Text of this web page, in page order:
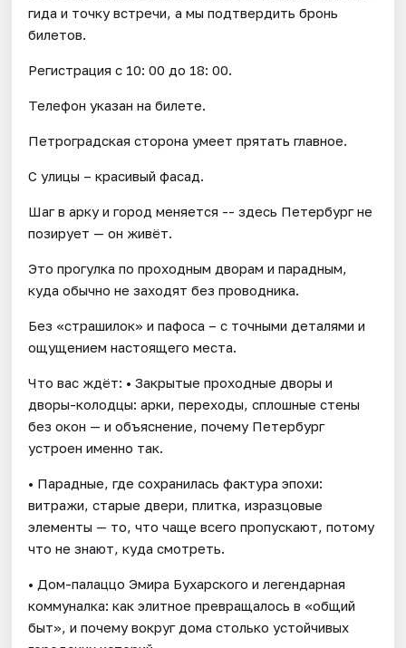
гида и точку встречи, а мы подтвердить бронь
билетов.
Регистрация с 10: 00 до 18: 00.
Телефон указан на билете.
Петроградская сторона умеет прятать главное.
С улицы – красивый фасад.
Шаг в арку и город меняется -- здесь Петербург не
позирует — он живёт.
Это прогулка по проходным дворам и парадным,
куда обычно не заходят без проводника.
Без «страшилок» и пафоса – с точными деталями и
ощущением настоящего места.
Что вас ждёт: • Закрытые проходные дворы и
дворы-колодцы: арки, переходы, сплошные стены
без окон — и объяснение, почему Петербург
устроен именно так.
• Парадные, где сохранилась фактура эпохи:
витражи, старые двери, плитка, изразцовые
элементы — то, что чаще всего пропускают, потому
что не знают, куда смотреть.
• Дом-палаццо Эмира Бухарского и легендарная
коммуналка: как элитное превращалось в «общий
быт», и почему вокруг дома столько устойчивых